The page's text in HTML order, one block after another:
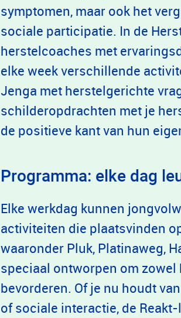
symptomen, maar ook het
sociale participatie. In de
herstelcoaches met
elke week verschillende
Jenga met herstelgerichte
schilderopdrachten met je
de positieve kant van hun
Programma: elke dag
Elke werkdag kunnen
activiteiten die plaatsvinden
waaronder Pluk, Platinaweg,
speciaal ontworpen om
bevorderen. Of je nu houdt
of sociale interactie, de